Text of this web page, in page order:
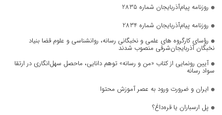
روزنامه پیام‌آذربایجان شماره 2835
روزنامه پیام‌آذربایجان شماره 2834
رؤسای کارگروه های علمی و نخبگانی رسانه، روانشناسی و علوم قضا بنیاد
نخبگان آذربایجان‌شرقی منصوب شدند
آیین رونمایی از کتاب «من و رسانه» توهم دانایی، ماحصل سهل‌انگاری در ارتقا
سواد رسانه
ایران و ضرورت ورود به عصر آموزش محتوا
پل ارسباران یا قره‌داغ؟